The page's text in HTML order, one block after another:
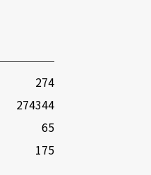
274
274344
65
175